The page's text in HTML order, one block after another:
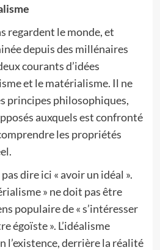
regardent le monde, et
depuis des millénaires
courants d’idées
et le matérialisme. Il ne
principes philosophiques,
auxquels est confronté
les propriétés
dire ici « avoir un idéal ».
» ne doit pas être
populaire de « s’intéresser
égoïste ». L’idéalisme
l’existence, derrière la réalité